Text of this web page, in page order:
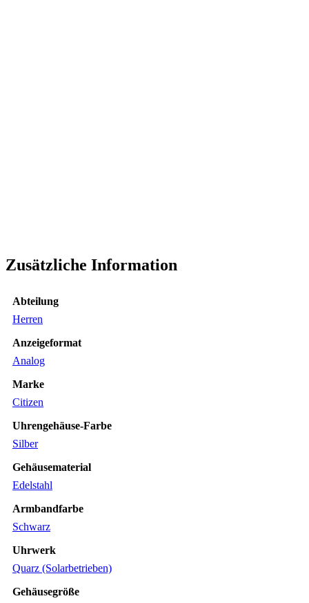
Zusätzliche Information
Abteilung
Herren
Anzeigeformat
Analog
Marke
Citizen
Uhrengehäuse-Farbe
Silber
Gehäusematerial
Edelstahl
Armbandfarbe
Schwarz
Uhrwerk
Quarz (Solarbetrieben)
Gehäusegröße